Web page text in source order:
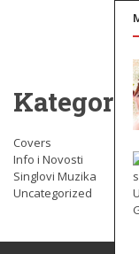
Covers
Info i Novosti
Singlovi Muzika
Uncategorized